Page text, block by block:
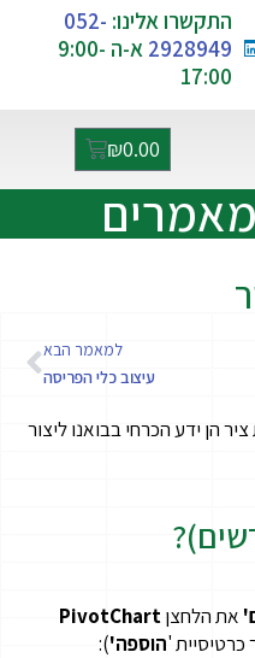
התקשרו אלינו: 052-
2928949
א-ה 9:00-
17:00
₪0.00
למאמר הבא
עיצוב כלי הפריסה
הן ידע הכרחי בבואנו ליצור
את הלחצןPivotChart
'הוספה'):